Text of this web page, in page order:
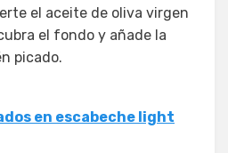
el aceite de oliva virgen
el fondo y añade la
picado.
en escabeche light